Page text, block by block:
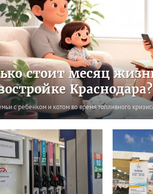
стоит месяц
Краснодара?
с ребенком и котом во время топливного